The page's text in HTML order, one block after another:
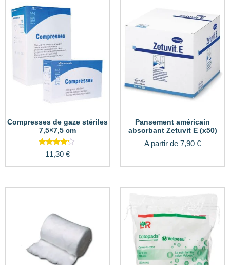
Compresses de gaze stériles
7,5×7,5 cm
Note
4.00
sur 5
11,30 €
Pansement américain
absorbant Zetuvit E (x50)
A partir de 7,90 €